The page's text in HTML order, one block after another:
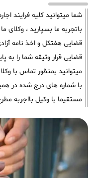
شما میتوانید کلیه فرایند
باتجربه ما بسپارید ،
قضایی هفتکل و اخذ نامه
قضایی قرار وثیقه شما را
میتوانید بمنظور تماس با
با شماره های درج شده در
مستقیما با وکیل بااجربه